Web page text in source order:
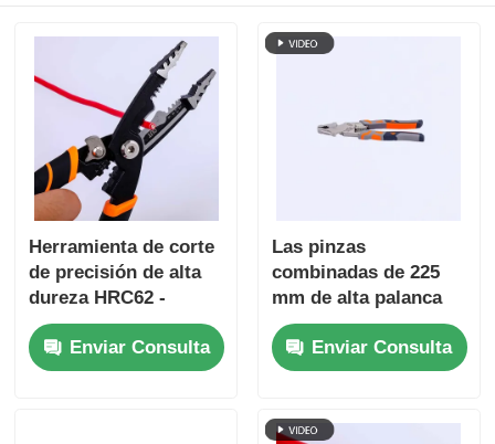
Herramienta de corte
de precisión de alta
dureza HRC62 -
Pelacables y alicates
combinados para
materiales ultra
Enviar Consulta
Las pinzas
combinadas de 225
mm de alta palanca
Enviar Consulta